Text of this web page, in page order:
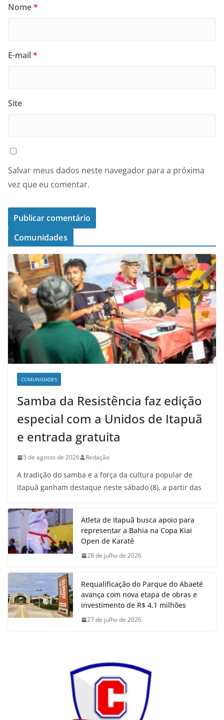
Nome*
E-mail*
Site
Salvar meus dados neste navegador para a próxima
vez que eu comentar.
Comunidades
COMUNIDADES
Samba da Resistência faz edição
especial com a Unidos de Itapuã
e entrada gratuita
5 de agosto de 2026 Redação
A tradição do samba e a força da cultura popular de
Itapuã ganham destaque neste sábado (8), a partir das
Atleta de Itapuã busca apoio para
representar a Bahia na Copa Kiai
Open de Karatê
28 de julho de 2026
Requalificação do Parque do Abaeté
avança com nova etapa de obras e
investimento de R$ 4,1 milhões
27 de julho de 2026